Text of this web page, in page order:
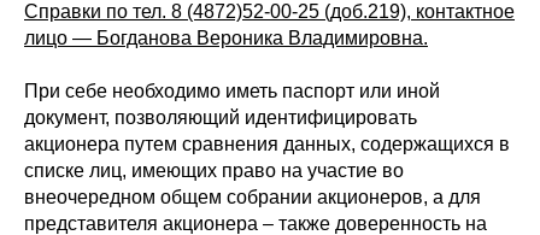
Справки по тел. 8 (4872)52-00-25 (доб.219), контактное
лицо — Богданова Вероника Владимировна.
При себе необходимо иметь паспорт или иной
документ, позволяющий идентифицировать
акционера путем сравнения данных, содержащихся в
списке лиц, имеющих право на участие во
внеочередном общем собрании акционеров, а для
представителя акционера – также доверенность на